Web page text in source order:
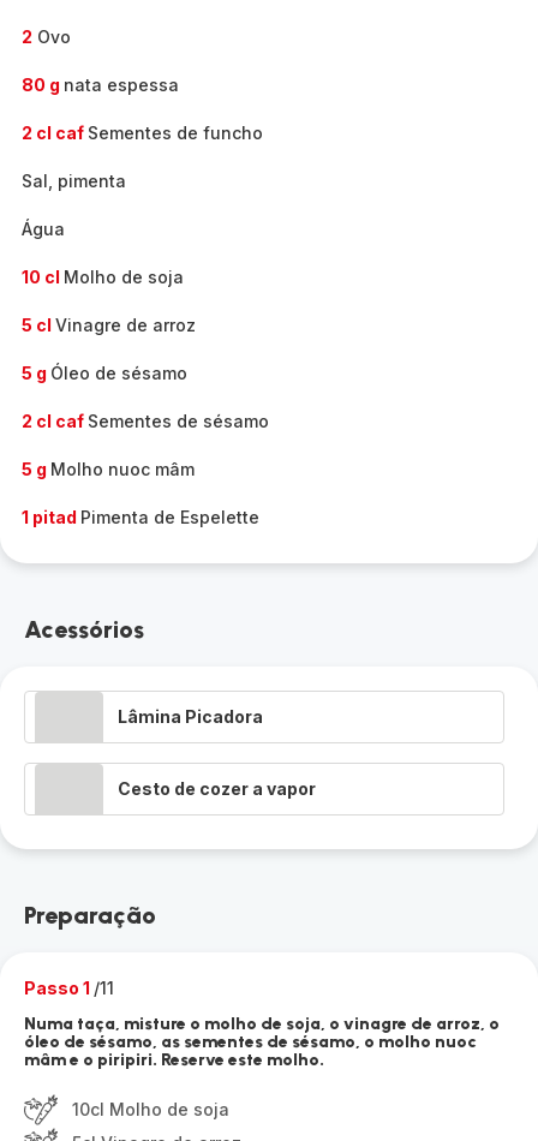
2 Ovo
80 g nata espessa
2 cl caf Sementes de funcho
Sal, pimenta
Água
10 cl Molho de soja
5 cl Vinagre de arroz
5 g Óleo de sésamo
2 cl caf Sementes de sésamo
5 g Molho nuoc mâm
1 pitad Pimenta de Espelette
Acessórios
Lâmina Picadora
Cesto de cozer a vapor
Preparação
Passo 1 /11
Numa taça, misture o molho de soja, o vinagre de arroz, o
óleo de sésamo, as sementes de sésamo, o molho nuoc
mâm e o piripiri. Reserve este molho.
10cl Molho de soja